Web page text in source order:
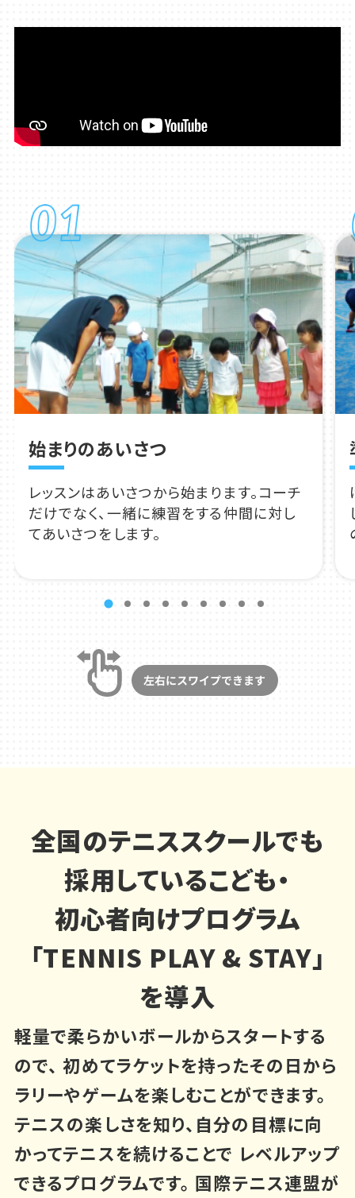
始まりのあいさつ
レッスンはあいさつから始まります。コーチ
だけでなく、一緒に練習をする仲間に対し
てあいさつをします。
全国のテニススクールでも
採用しているこども・
初心者向けプログラム
「TENNIS PLAY & STAY」
を導入
軽量で柔らかいボールからスタートする
ので、 初めてラケットを持ったその日から
ラリーやゲームを楽しむことができます。
テニスの楽しさを知り、自分の目標に向
かってテニスを続けることで レベルアップ
できるプログラムです。 国際テニス連盟が